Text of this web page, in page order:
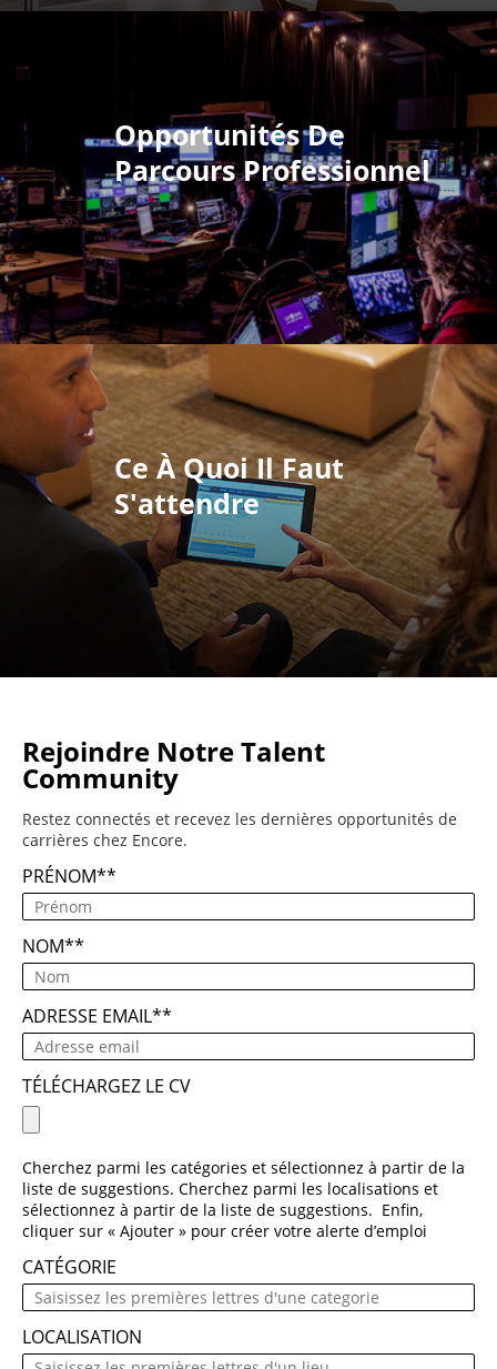
Opportunités De
Parcours Professionnel
Ce À Quoi Il Faut
S'attendre
Rejoindre Notre Talent
Community
Restez connectés et recevez les dernières opportunités de
carrières chez Encore.
PRÉNOM*
NOM*
ADRESSE EMAIL*
TÉLÉCHARGEZ LE CV
Cherchez parmi les catégories et sélectionnez à partir de la
liste de suggestions. Cherchez parmi les localisations et
sélectionnez à partir de la liste de suggestions. Enfin,
cliquer sur « Ajouter » pour créer votre alerte d’emploi
CATÉGORIE
LOCALISATION